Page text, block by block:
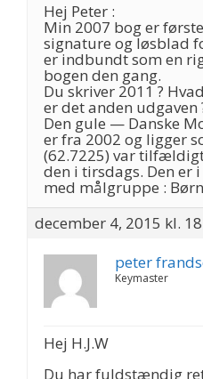
Hej Peter :
Min 2007 bog er
signature og løsblad
er indbundt som en
bogen den gang.
Du skriver 2011 ?
er det anden udgaven
Den gule — Danske
er fra 2002 og ligger
(62.7225) var
den i tirsdags. Den er
med målgruppe :
december 4, 2015 kl.
peter
Keymaster
Hej H.J.W
Du har fuldstændig